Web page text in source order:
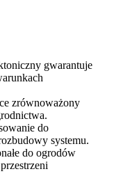
gwarantuje
zrównoważony
do
systemu.
do ogrodów